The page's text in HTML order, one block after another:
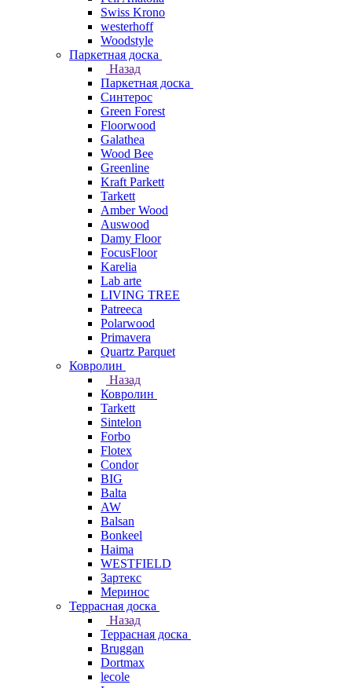
Swiss Krono
westerhoff
Woodstyle
Паркетная доска
Назад
Паркетная доска
Синтерос
Green Forest
Floorwood
Galathea
Wood Bee
Greenline
Kraft Parkett
Tarkett
Amber Wood
Auswood
Damy Floor
FocusFloor
Karelia
Lab arte
LIVING TREE
Patreeca
Polarwood
Primavera
Quartz Parquet
Ковролин
Назад
Ковролин
Tarkett
Sintelon
Forbo
Flotex
Condor
BIG
Balta
AW
Balsan
Bonkeel
Haima
WESTFIELD
Зартекс
Меринос
Террасная доска
Назад
Террасная доска
Bruggan
Dortmax
lecole